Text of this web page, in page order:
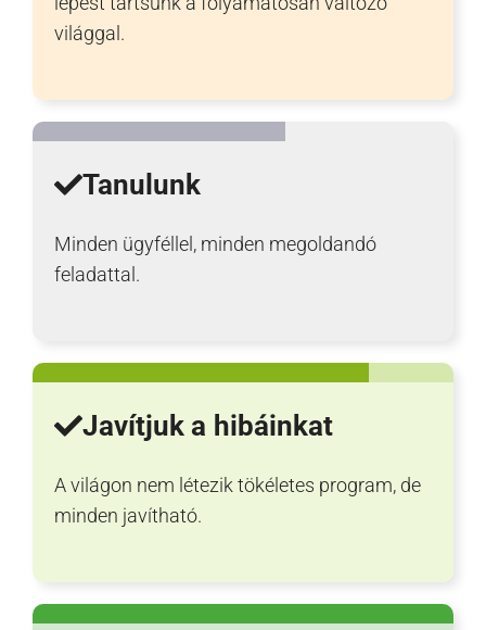
világgal.
Tanulunk
Minden ügyféllel, minden megoldandó
feladattal.
Javítjuk a hibáinkat
A világon nem létezik tökéletes program, de
minden javítható.